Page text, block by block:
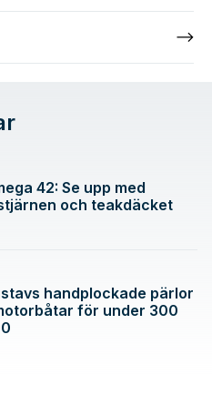
42: Se upp med
och teakdäcket
handplockade pärlor
för under 300